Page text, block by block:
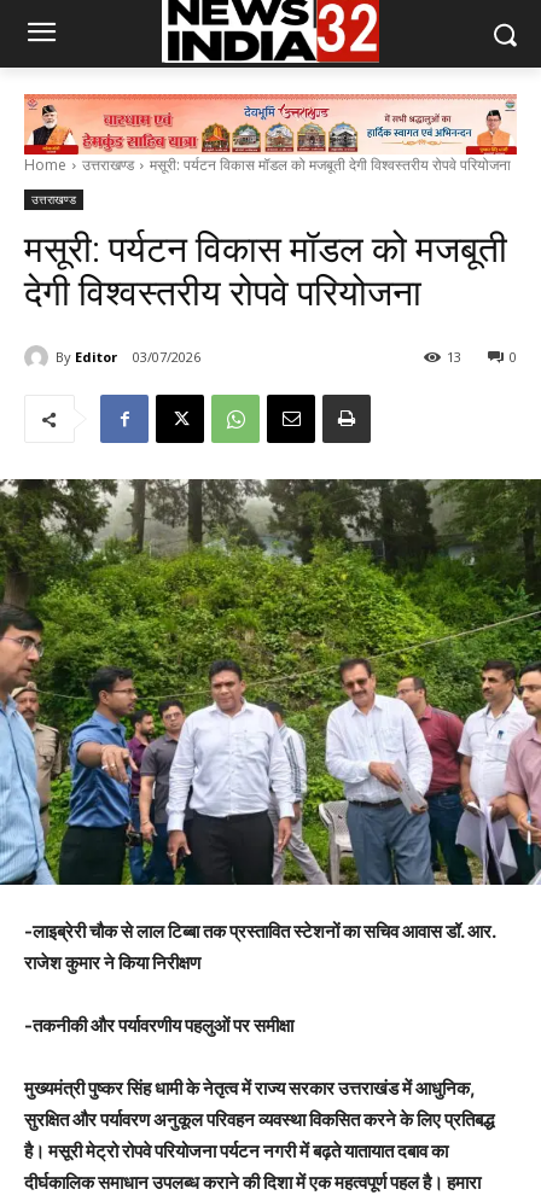
Home उत्तराखण्ड मसूरी: पर्यटन विकास मॉडल को मजबूती देगी विश्वस्तरीय रोपवे परियोजना
उत्तराखण्ड
मसूरी: पर्यटन विकास मॉडल को मजबूती
देगी विश्वस्तरीय रोपवे परियोजना
By Editor 03/07/2026 0
13
-लाइब्रेरी चौक से लाल टिब्बा तक प्रस्तावित स्टेशनों का सचिव आवास डॉ. आर.
राजेश कुमार ने किया निरीक्षण
-तकनीकी और पर्यावरणीय पहलुओं पर समीक्षा
मुख्यमंत्री पुष्कर सिंह धामी के नेतृत्व में राज्य सरकार उत्तराखंड में आधुनिक,
सुरक्षित और पर्यावरण अनुकूल परिवहन व्यवस्था विकसित करने के लिए प्रतिबद्ध
है। मसूरी मेट्रो रोपवे परियोजना पर्यटन नगरी में बढ़ते यातायात दबाव का
दीर्घकालिक समाधान उपलब्ध कराने की दिशा में एक महत्वपूर्ण पहल है। हमारा